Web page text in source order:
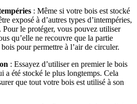
: Même si votre bois est stocké
exposé à d’autres types d’intempéries,
le protéger, vous pouvez utiliser
qu’elle ne recouvre que la partie
pour permettre à l’air de circuler.
: Essayez d’utiliser en premier le bois
a été stocké le plus longtemps. Cela
que tout votre bois est utilisé à son